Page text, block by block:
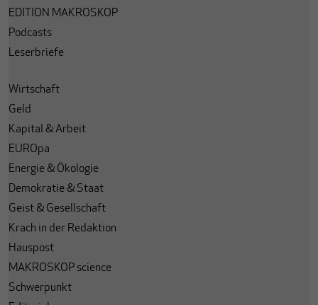
EDITION MAKROSKOP
Podcasts
Leserbriefe
Wirtschaft
Geld
Kapital & Arbeit
EUROpa
Energie & Ökologie
Demokratie & Staat
Geist & Gesellschaft
Krach in der Redaktion
Hauspost
MAKROSKOP science
Schwerpunkt